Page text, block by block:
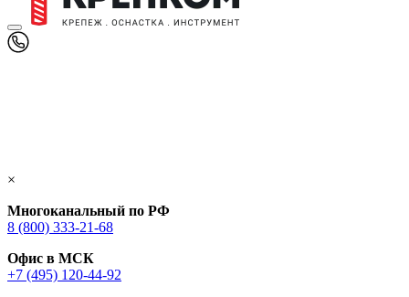
×
Многоканальный по РФ
8 (800) 333‑21-68
Офис в МСК
+7 (495) 120-44-92